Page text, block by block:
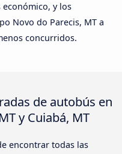
y los
Novo do Parecis, MT a
concurridos.
de autobús en
y Cuiabá, MT
encontrar todas las